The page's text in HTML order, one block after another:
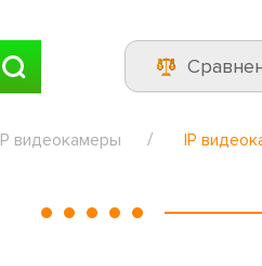
видеокамеры IP